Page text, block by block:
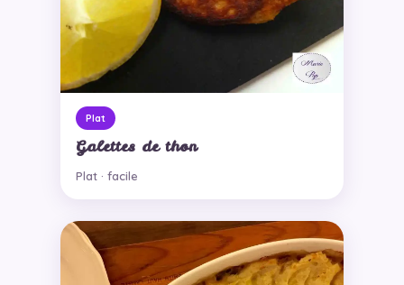
Plat
Galettes de thon
Plat · facile